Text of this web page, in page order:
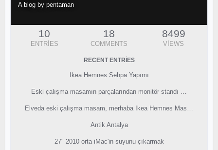
A blog by pentaman
10
ENTRIES
18
COMMENTS
8499
VIEWS
RECENT ENTRIES
Ikea Hemnes Sehpa Yapımı
Eski çalışma masamın parçalarından monitör standı …
Elveda eski çalışma masam, merhaba Ikea Hemnes Mas…
Antik Antalya
27" 2010 orta iMac'in suyunu çıkarmak